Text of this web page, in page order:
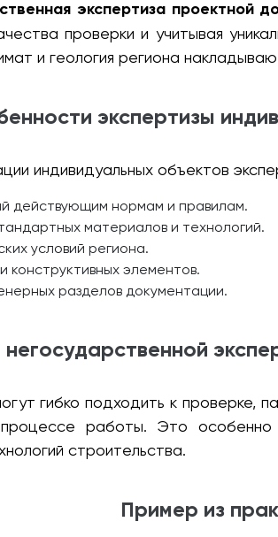
экспертиза проектной
проверки и учитывая
и геология региона
экспертизы
индивидуальных объектов
действующим нормам и правилам.
материалов и технологий.
условий региона.
конструктивных элементов.
разделов документации.
гибко подходить к
работы. Это
строительства.
Пример из